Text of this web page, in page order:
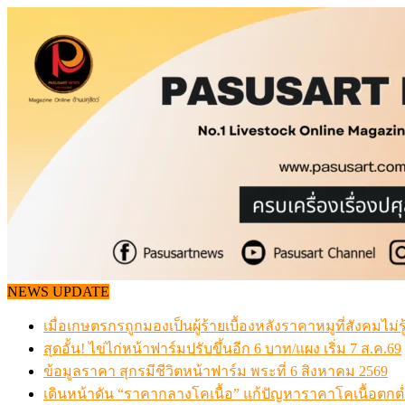
content
NEWS UPDATE
เมื่อเกษตรกรถูกมองเป็นผู้ร้ายเบื้องหลังราคาหมูที่สังคมไม่
สุดอั้น! ไข่ไก่หน้าฟาร์มปรับขึ้นอีก 6 บาท/แผง เริ่ม 7 ส.ค.69
ข้อมูลราคา สุกรมีชีวิตหน้าฟาร์ม พระที่ 6 สิงหาคม 2569
เดินหน้าดัน “ราคากลางโคเนื้อ” แก้ปัญหาราคาโคเนื้อตก